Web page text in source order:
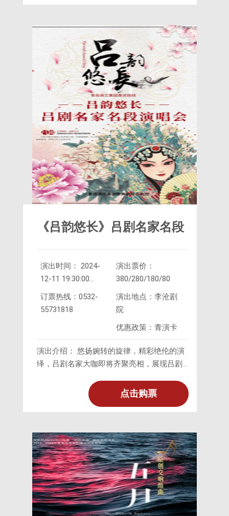
《吕韵悠长》吕剧名家名段
演唱会
演出时间： 2024-
12-11 19:30:00
2024-
12-12 19:30:00
订票热线：0532-
55731818
演出票价：
380/280/180/80
演出地点：李沧剧
院
优惠政策：青演卡
演出介绍： 悠扬婉转的旋律，精彩绝伦的演
绎，吕剧名家大咖即将齐聚亮相，展现吕剧
日19:30,由青岛演艺集团歌舞剧院
点击购票